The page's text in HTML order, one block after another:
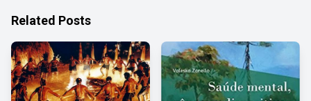
Related Posts